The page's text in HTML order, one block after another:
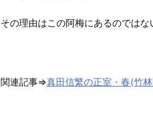
その理由はこの阿梅にあるのではな
関連記事⇒真田信繁の正室・春(竹